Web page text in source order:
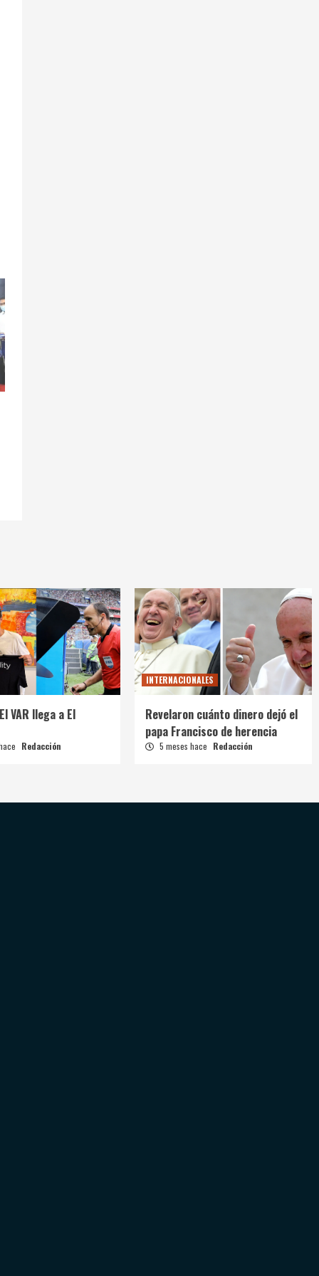
VAR llega a El
Redacción
INTERNACIONALES
Revelaron cuánto dinero dejó el
papa Francisco de herencia
5 meses hace Redacción